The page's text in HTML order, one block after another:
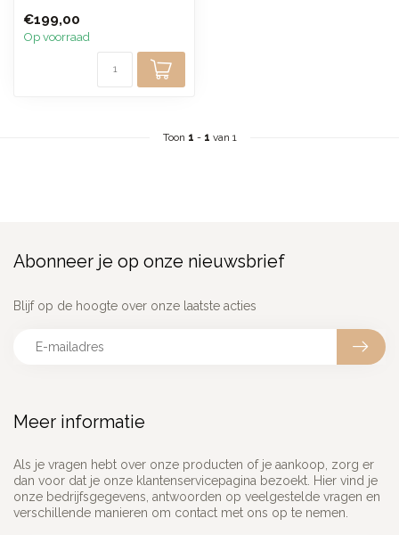
sfeervol li...
€199,00
Op voorraad
Toon 1 - 1 van 1
Meer informatie
Als je vragen hebt over onze producten of je aankoop, zorg er
dan voor dat je onze klantenservicepagina bezoekt. Hier vind je
onze bedrijfsgegevens, antwoorden op veelgestelde vragen en
verschillende manieren om contact met ons op te nemen.
Abonneer je op onze nieuwsbrief
Blijf op de hoogte over onze laatste acties